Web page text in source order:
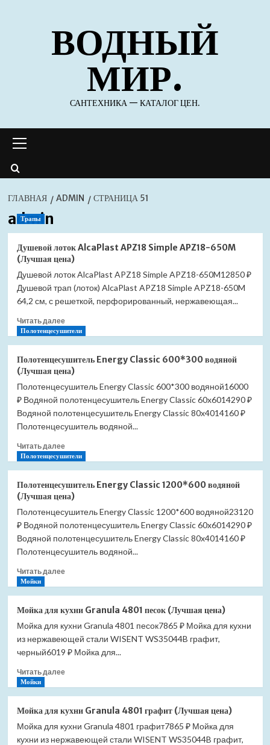
содержимомуВОДНЫЙ
МИР.
САНТЕХНИКА — КАТАЛОГ ЦЕН.
меню
ГЛАВНАЯ ADMIN СТРАНИЦА 51
admin
Трапы
Душевой лоток AlcaPlast APZ18 Simple APZ18-650M
(Лучшая цена)
Душевой лоток AlcaPlast APZ18 Simple APZ18-650M12850 ₽
Душевой трап (лоток) AlcaPlast APZ18 Simple APZ18-650M
64,2 см, с решеткой, перфорированный, нержавеющая...
Читать далееПрочитать
больше
лоток
AlcaPlast
APZ18
Simple
APZ18-
(Лучшая
цена)
Полотенцесушители
Полотенцесушитель Energy Classic 600*300 водяной
(Лучшая цена)
Полотенцесушитель Energy Classic 600*300 водяной16000
₽ Водяной полотенцесушитель Energy Classic 60x6014290 ₽
Водяной полотенцесушитель Energy Classic 80x4014160 ₽
Полотенцесушитель водяной...
Читать далееПрочитать
больше
Полотенцесушитель
Energy
Classic
600*300
водяной
(Лучшая
Полотенцесушители
Полотенцесушитель Energy Classic 1200*600 водяной
(Лучшая цена)
Полотенцесушитель Energy Classic 1200*600 водяной23120
₽ Водяной полотенцесушитель Energy Classic 60x6014290 ₽
Водяной полотенцесушитель Energy Classic 80x4014160 ₽
Полотенцесушитель водяной...
Читать далееПрочитать
Полотенцесушитель
Energy
Classic
1200*600
водяной
цена)
Мойки
Мойка для кухни Granula 4801 песок (Лучшая цена)
Мойка для кухни Granula 4801 песок7865 ₽ Мойка для кухни
из нержавеющей стали WISENT WS35044B графит,
черный6019 ₽ Мойка для...
Читать далееПрочитать
для
кухни
Granula
Мойки
Мойка для кухни Granula 4801 графит (Лучшая цена)
Мойка для кухни Granula 4801 графит7865 ₽ Мойка для
кухни из нержавеющей стали WISENT WS35044B графит,